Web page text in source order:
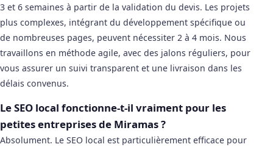
3 et 6 semaines à partir de la validation du devis. Les projets
plus complexes, intégrant du développement spécifique ou
de nombreuses pages, peuvent nécessiter 2 à 4 mois. Nous
travaillons en méthode agile, avec des jalons réguliers, pour
vous assurer un suivi transparent et une livraison dans les
délais convenus.
Le SEO local fonctionne-t-il vraiment pour les
petites entreprises de Miramas ?
Absolument. Le SEO local est particulièrement efficace pour